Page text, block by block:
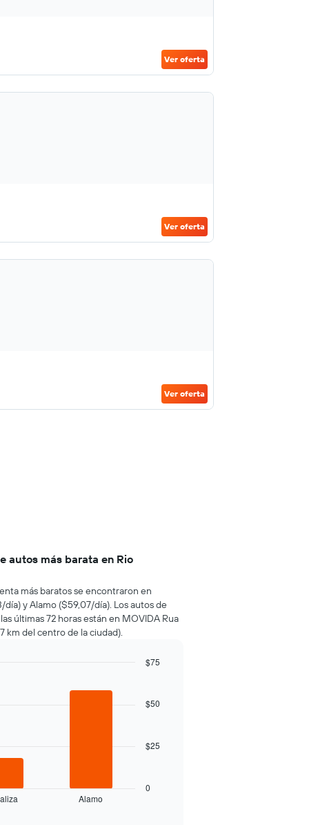
Ver oferta
Ver oferta
Ver oferta
autos más barata en Rio
más baratos se encontraron en
día) y Alamo ($59,07/día). Los autos de
últimas 72 horas están en MOVIDA Rua
km del centro de la ciudad).
Alamo
0
$25
$50
$75